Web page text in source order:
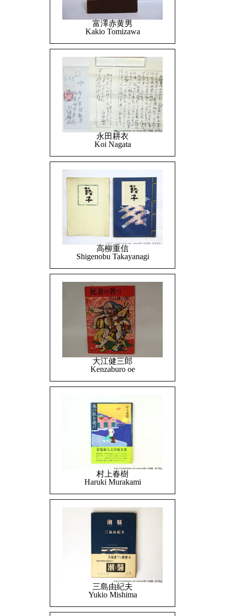
富澤赤黄男
Kakio Tomizawa
永田耕衣
Koi Nagata
高柳重信
Shigenobu Takayanagi
大江健三郎
Kenzaburo oe
村上春樹
Haruki Murakami
三島由紀夫
Yukio Mishima